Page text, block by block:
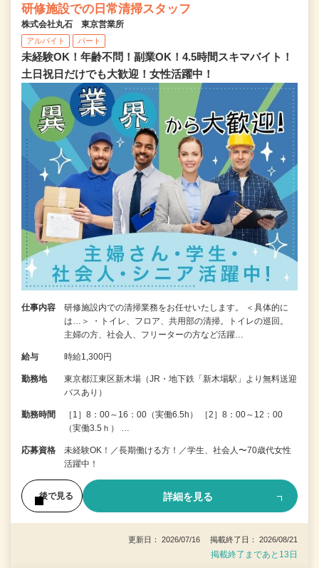
研修施設での日常清掃スタッフ
株式会社丸石 東京営業所
アルバイト パート
未経験OK！年齢不問！副業OK！4.5時間スキマバイト！
土日祝日だけでも大歓迎！女性活躍中！
仕事内容
研修施設内での清掃業務をお任せいたします。 ＜具体的に
は…＞ ・トイレ、フロア、共用部の清掃。トイレの巡回。
主婦の方、社会人、フリーターの方など活躍…
給与 時給1,300円
勤務地
東京都江東区新木場（JR・地下鉄「新木場駅」より無料送迎
バスあり）
勤務時間
［1］8：00～16：00（実働6.5h） ［2］8：00～12：00
（実働3.5ｈ） …
応募資格
未経験OK！／長期働ける方！／学生、社会人〜70歳代女性
活躍中！
後で見る 詳細を見る
更新日： 2026/07/16 掲載終了日： 2026/08/21
掲載終了まであと13日